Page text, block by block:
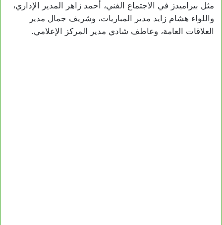
مثل بيراميدز في الاجتماع الفني، أحمد زاهر المدير الإداري،
واللواء هشام زايد مدير المباريات، وشريف جمال مدير
العلاقات العامة، وعاطف شادي مدير المركز الإعلامي.